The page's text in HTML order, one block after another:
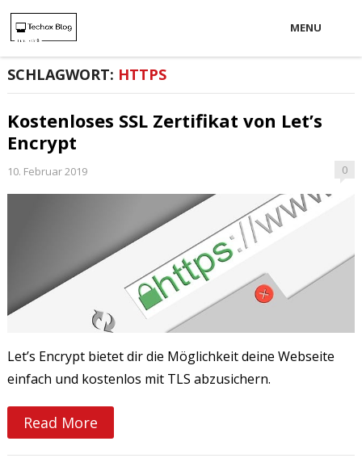
MENU
SCHLAGWORT: HTTPS
Kostenloses SSL Zertifikat von Let’s
Encrypt
10. Februar 2019 0
Let’s Encrypt bietet dir die Möglichkeit deine Webseite
einfach und kostenlos mit TLS abzusichern.
Read More